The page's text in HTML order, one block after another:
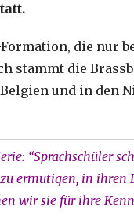
die nur
stammt die
und in den
“Sprachschüler
ermutigen, in ihren
wir sie für ihre